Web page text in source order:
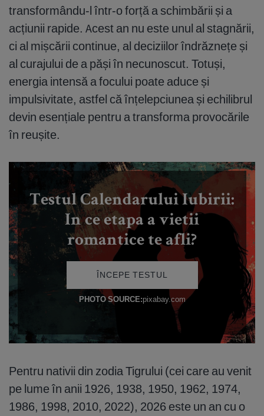
transformându-l într-o forță a schimbării și a
acțiunii rapide. Acest an nu este unul al stagnării,
ci al mișcării continue, al deciziilor îndrăznețe și
al curajului de a păși în necunoscut. Totuși,
energia intensă a focului poate aduce și
impulsivitate, astfel că înțelepciunea și echilibrul
devin esențiale pentru a transforma provocările
în reușite.
Pentru nativii din zodia Tigrului (cei care au venit
pe lume în anii 1926, 1938, 1950, 1962, 1974,
1986, 1998, 2010, 2022), 2026 este un an cu o